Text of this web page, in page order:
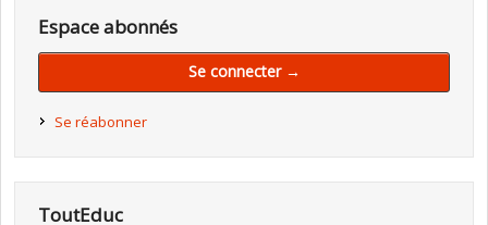
Espace abonnés
Se connecter →
Se réabonner
ToutEduc